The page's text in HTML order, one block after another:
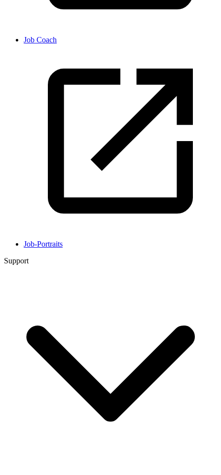
Job Coach
Job-Portraits
Support